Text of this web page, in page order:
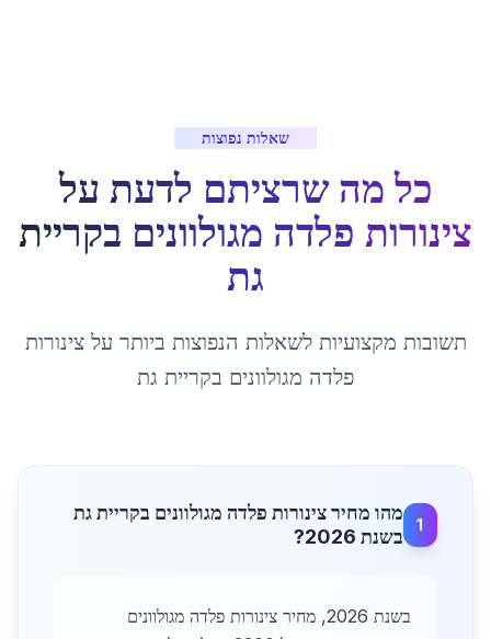
שאלות נפוצות
כל מה שרציתם לדעת על
צינורות פלדה מגולוונים בקריית
גת
תשובות מקצועיות לשאלות הנפוצות ביותר עלצינורות
פלדה מגולוונים בקריית גת
1
מהו מחיר צינורות פלדה מגולוונים בקריית גת
בשנת 2026?
בשנת 2026, מחיר צינורות פלדה מגולוונים